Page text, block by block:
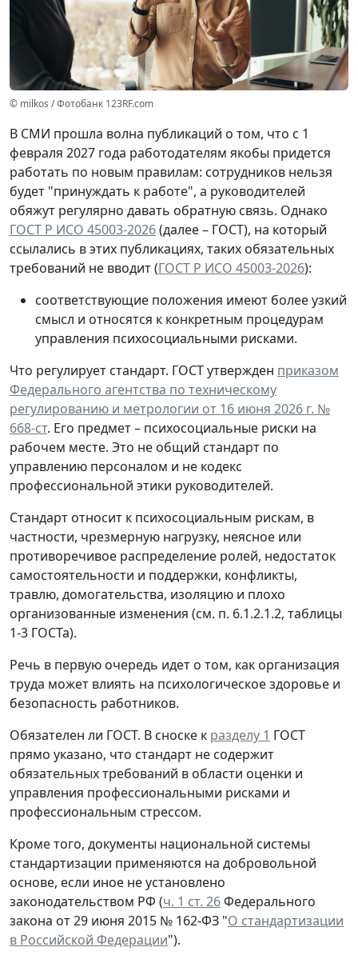
© milkos / Фотобанк 123RF.com
В СМИ прошла волна публикаций о том, что с 1
февраля 2027 года работодателям якобы придется
работать по новым правилам: сотрудников нельзя
будет "принуждать к работе", а руководителей
обяжут регулярно давать обратную связь. Однако
ГОСТ Р ИСО 45003-2026(далее – ГОСТ), на который
ссылались в этих публикациях, таких обязательных
требований не вводит (ГОСТ Р ИСО 45003-2026):
соответствующие положения имеют более узкий
смысл и относятся к конкретным процедурам
управления психосоциальными рисками.
Что регулирует стандарт. ГОСТ утвержден приказом
Федерального агентства по техническому
регулированию и метрологии от 16 июня 2026 г. №
668-ст. Его предмет – психосоциальные риски на
рабочем месте. Это не общий стандарт по
управлению персоналом и не кодекс
профессиональной этики руководителей.
Стандарт относит к психосоциальным рискам, в
частности, чрезмерную нагрузку, неясное или
противоречивое распределение ролей, недостаток
самостоятельности и поддержки, конфликты,
травлю, домогательства, изоляцию и плохо
организованные изменения (см. п. 6.1.2.1.2, таблицы
1-3 ГОСТа).
Речь в первую очередь идет о том, как организация
труда может влиять на психологическое здоровье и
безопасность работников.
Обязателен ли ГОСТ. В сноске к разделу 1 ГОСТ
прямо указано, что стандарт не содержит
обязательных требований в области оценки и
управления профессиональными рисками и
профессиональным стрессом.
Кроме того, документы национальной системы
стандартизации применяются на добровольной
основе, если иное не установлено
законодательством РФ (ч. 1 ст. 26Федерального
закона от 29 июня 2015 № 162-ФЗ "О стандартизации
в Российской Федерации").